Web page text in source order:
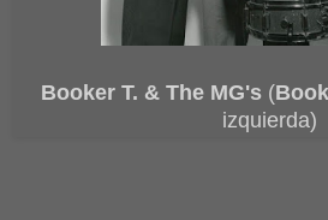
Booker T. & The MG's (
izquierda)